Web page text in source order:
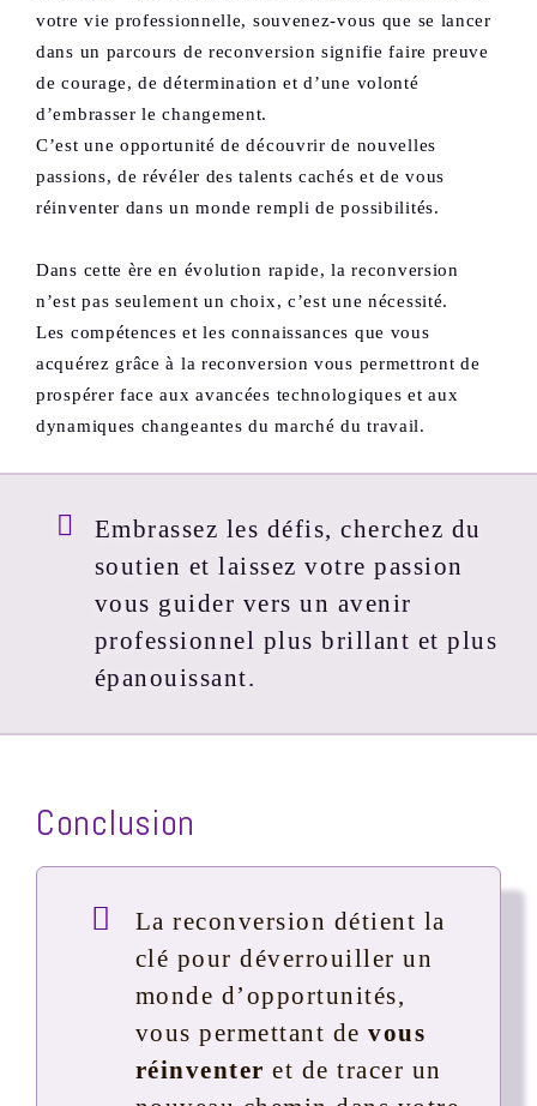
votre vie professionnelle, souvenez-vous que se lancer
dans un parcours de reconversion signifie faire preuve
de courage, de détermination et d’une volonté
d’embrasser le changement.
C’est une opportunité de découvrir de nouvelles
passions, de révéler des talents cachés et de vous
réinventer dans un monde rempli de possibilités.
Dans cette ère en évolution rapide, la reconversion
n’est pas seulement un choix, c’est une nécessité.
Les compétences et les connaissances que vous
acquérez grâce à la reconversion vous permettront de
prospérer face aux avancées technologiques et aux
dynamiques changeantes du marché du travail.
Embrassez les défis, cherchez du
soutien et laissez votre passion
vous guider vers un avenir
professionnel plus brillant et plus
épanouissant.
Conclusion
La reconversion détient la
clé pour déverrouiller un
monde d’opportunités,
vous permettant de vous
réinventer et de tracer un